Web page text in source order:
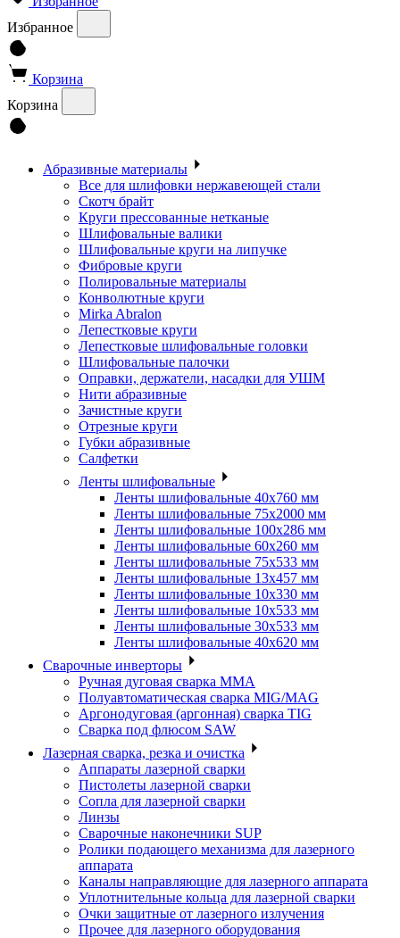
Избранное
Корзина
Корзина
Абразивные материалы
Все для шлифовки нержавеющей стали
Скотч брайт
Круги прессованные нетканые
Шлифовальные валики
Шлифовальные круги на липучке
Фибровые круги
Полировальные материалы
Конволютные круги
Mirka Abralon
Лепестковые круги
Лепестковые шлифовальные головки
Шлифовальные палочки
Оправки, держатели, насадки для УШМ
Нити абразивные
Зачистные круги
Отрезные круги
Губки абразивные
Салфетки
Ленты шлифовальные
Ленты шлифовальные 40х760 мм
Ленты шлифовальные 75х2000 мм
Ленты шлифовальные 100х286 мм
Ленты шлифовальные 60х260 мм
Ленты шлифовальные 75х533 мм
Ленты шлифовальные 13х457 мм
Ленты шлифовальные 10х330 мм
Ленты шлифовальные 10х533 мм
Ленты шлифовальные 30х533 мм
Ленты шлифовальные 40х620 мм
Сварочные инверторы
Ручная дуговая сварка MMA
Полуавтоматическая сварка MIG/MAG
Аргонодуговая (аргонная) сварка TIG
Сварка под флюсом SAW
Лазерная сварка, резка и очистка
Аппараты лазерной сварки
Пистолеты лазерной сварки
Сопла для лазерной сварки
Линзы
Сварочные наконечники SUP
Ролики подающего механизма для лазерного
аппарата
Каналы направляющие для лазерного аппарата
Уплотнительные кольца для лазерной сварки
Очки защитные от лазерного излучения
Прочее для лазерного оборудования